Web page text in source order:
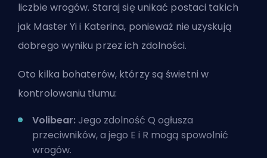
liczbie wrogów. Staraj się unikać postaci takich
jak Master Yi i Katerina, ponieważ nie uzyskują
dobrego wyniku przez ich zdolności.
Oto kilka bohaterów, którzy są świetni w
kontrolowaniu tłumu:
Volibear:Jego zdolność Q ogłusza
przeciwników, a jego E i R mogą spowolnić
wrogów.